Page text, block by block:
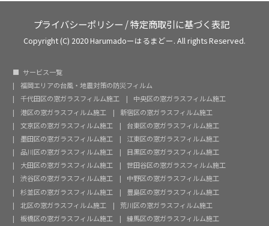
プライバシーポリシー /特定商取引に基づく表記
Copyright (C) 2020 Harumadoーはるまどー. All rights Reserved.
サービス一覧
福岡エリアの台風・地震対策の防災フィルム
千代田区の窓ガラスフィルム施工
中央区の窓ガラスフィルム施工
港区の窓ガラスフィルム施工
新宿区の窓ガラスフィルム施工
文京区の窓ガラスフィルム施工
台東区の窓ガラスフィルム施工
墨田区の窓ガラスフィルム施工
江東区の窓ガラスフィルム施工
品川区の窓ガラスフィルム施工
目黒区の窓ガラスフィルム施工
大田区の窓ガラスフィルム施工
世田谷区の窓ガラスフィルム施工
渋谷区の窓ガラスフィルム施工
中野区の窓ガラスフィルム施工
杉並区の窓ガラスフィルム施工
豊島区の窓ガラスフィルム施工
北区の窓ガラスフィルム施工
荒川区の窓ガラスフィルム施工
板橋区の窓ガラスフィルム施工
練馬区の窓ガラスフィルム施工